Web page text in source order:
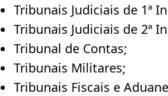
Tribunais Judiciais de 1ª
Tribunais Judiciais de 2ª
Tribunal de Contas;
Tribunais Militares;
Tribunais Fiscais e